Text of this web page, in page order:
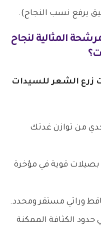
يرفع نسب النجاح).
المثالية لنجاح
؟
زرع الشعر للسيدات
من توازن غدتك
بصيلات قوية في مؤخرة
وراثي مستقر ومحدد.
حدود الكثافة الممكنة